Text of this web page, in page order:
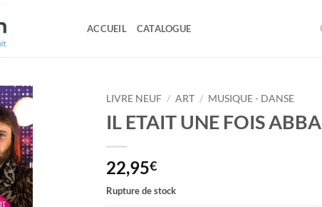
ACCUEIL CATALOGUE
LIVRE NEUF / ART / MUSIQUE - DANSE
IL ETAIT UNE FOIS ABBA
22,95€
Rupture de stock